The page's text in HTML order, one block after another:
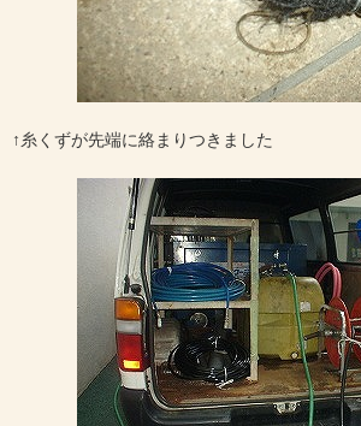
↑糸くずが先端に絡まりつきました